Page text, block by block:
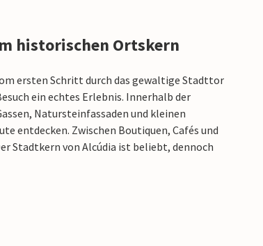
historischen Ortskern
ersten Schritt durch das gewaltige Stadttor
ein echtes Erlebnis. Innerhalb der
Natursteinfassaden und kleinen
entdecken. Zwischen Boutiquen, Cafés und
Stadtkern von Alcúdia ist beliebt, dennoch